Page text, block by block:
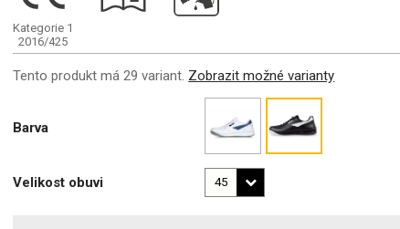
Kategorie 1
2016/425
Tento produkt má 29 variant. Zobrazit možné varianty
Barva
Velikost obuvi